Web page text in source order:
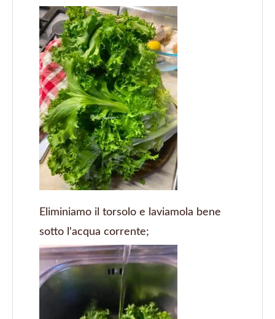
Eliminiamo il torsolo e laviamola bene
sotto l'acqua corrente;